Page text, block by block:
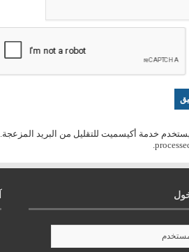
خدمة أكيسميت للتقليل من البريد المزعجة.
.